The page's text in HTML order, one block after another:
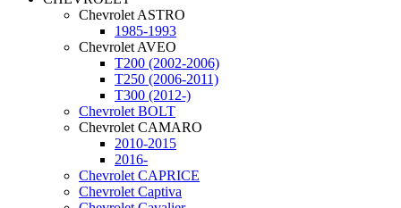
Chevrolet ASTRO
1985-1993
Chevrolet AVEO
T200 (2002-2006)
T250 (2006-2011)
T300 (2012-)
Chevrolet BOLT
Chevrolet CAMARO
2010-2015
2016-
Chevrolet CAPRICE
Chevrolet Captiva